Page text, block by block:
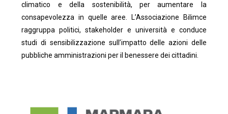
climatico e della sostenibilità, per aumentare la
consapevolezza in quelle aree. L’Associazione Bilimce
raggruppa politici, stakeholder e università e conduce
studi di sensibilizzazione sull’impatto delle azioni delle
pubbliche amministrazioni per il benessere dei cittadini.